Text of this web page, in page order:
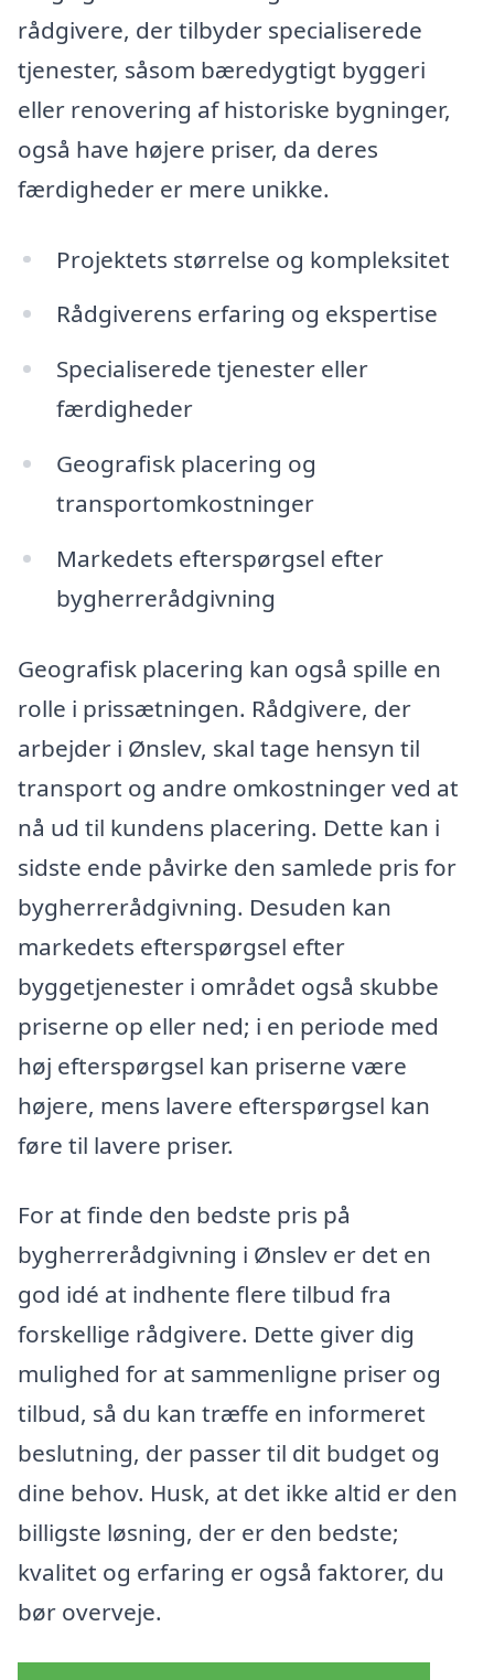
rådgivere, der tilbyder specialiserede
tjenester, såsom bæredygtigt byggeri
eller renovering af historiske bygninger,
også have højere priser, da deres
færdigheder er mere unikke.
Projektets størrelse og kompleksitet
Rådgiverens erfaring og ekspertise
Specialiserede tjenester eller
færdigheder
Geografisk placering og
transportomkostninger
Markedets efterspørgsel efter
bygherrerådgivning
Geografisk placering kan også spille en
rolle i prissætningen. Rådgivere, der
arbejder i Ønslev, skal tage hensyn til
transport og andre omkostninger ved at
nå ud til kundens placering. Dette kan i
sidste ende påvirke den samlede pris for
bygherrerådgivning. Desuden kan
markedets efterspørgsel efter
byggetjenester i området også skubbe
priserne op eller ned; i en periode med
høj efterspørgsel kan priserne være
højere, mens lavere efterspørgsel kan
føre til lavere priser.
For at finde den bedste pris på
bygherrerådgivning i Ønslev er det en
god idé at indhente flere tilbud fra
forskellige rådgivere. Dette giver dig
mulighed for at sammenligne priser og
tilbud, så du kan træffe en informeret
beslutning, der passer til dit budget og
dine behov. Husk, at det ikke altid er den
billigste løsning, der er den bedste;
kvalitet og erfaring er også faktorer, du
bør overveje.